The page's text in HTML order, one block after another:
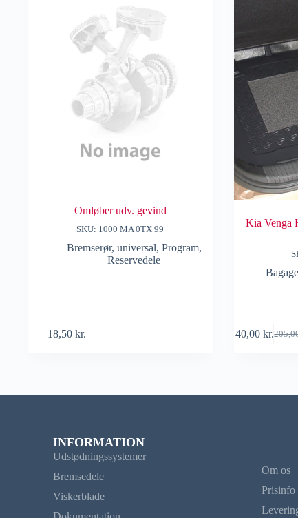
Omløber udv. gevind
SKU: 1000 MA 0TX 99
Bremserør, universal, Program,
Reservedele
18,50kr.
Kia Venga
40,00kr.
INFORMATION
Udstødningssystemer
Bremsedele
Viskerblade
Om os
Prisinfo